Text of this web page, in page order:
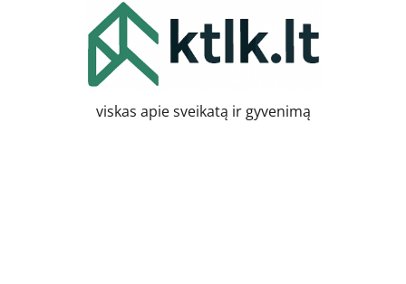
viskas apie sveikatą ir gyvenimą